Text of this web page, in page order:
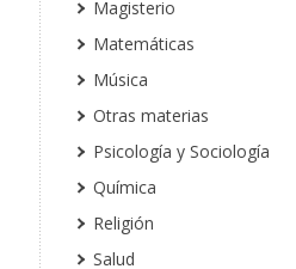
Magisterio
Matemáticas
Música
Otras materias
Psicología y Sociología
Química
Religión
Salud